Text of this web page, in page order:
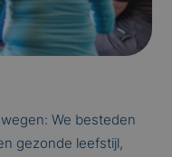
We besteden
gezonde leefstijl,